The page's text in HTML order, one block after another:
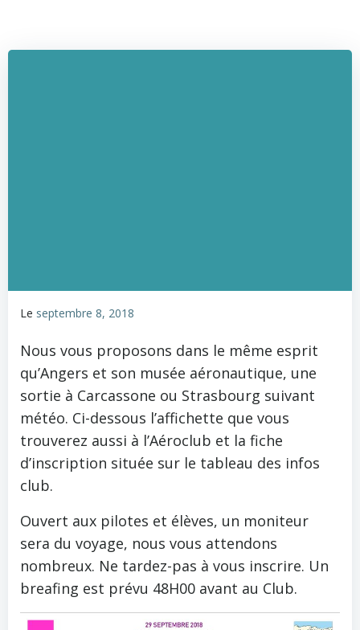
Le septembre 8, 2018
Nous vous proposons dans le même esprit
qu’Angers et son musée aéronautique, une
sortie à Carcassone ou Strasbourg suivant
météo. Ci-dessous l’affichette que vous
trouverez aussi à l’Aéroclub et la fiche
d’inscription située sur le tableau des infos
club.
Ouvert aux pilotes et élèves, un moniteur
sera du voyage, nous vous attendons
nombreux. Ne tardez-pas à vous inscrire. Un
breafing est prévu 48H00 avant au Club.